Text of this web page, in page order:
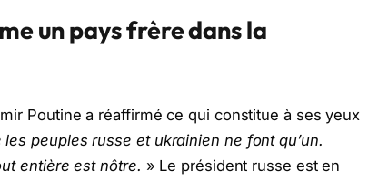
un pays frère dans la
Poutine a réaffirmé ce qui constitue à ses yeux
peuples russe et ukrainien ne font qu’un.
entière est nôtre. » Le président russe est en